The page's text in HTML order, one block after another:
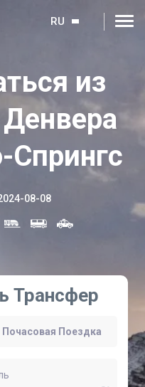
RU
из
Спрингс
08-08
Трансфер
Почасовая Поездка